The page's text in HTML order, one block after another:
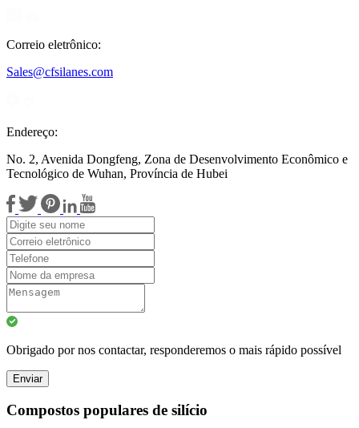
Correio eletrônico:
Sales@cfsilanes.com
Endereço:
No. 2, Avenida Dongfeng, Zona de Desenvolvimento Econômico e
Tecnológico de Wuhan, Província de Hubei
Obrigado por nos contactar, responderemos o mais rápido possível
Enviar
Compostos populares de silício